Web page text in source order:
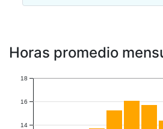
Horas promedio
14
16
18